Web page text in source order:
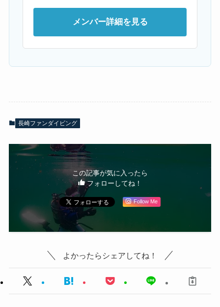
メンバー詳細を見る
長崎ファンダイビング
この記事が気に入ったら
フォローしてね！
Follow Me
よかったらシェアしてね！